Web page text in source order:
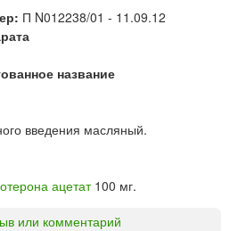
П N012238/01 - 11.09.12
название
введения масляный.
ацетат100 мг.
или комментарий